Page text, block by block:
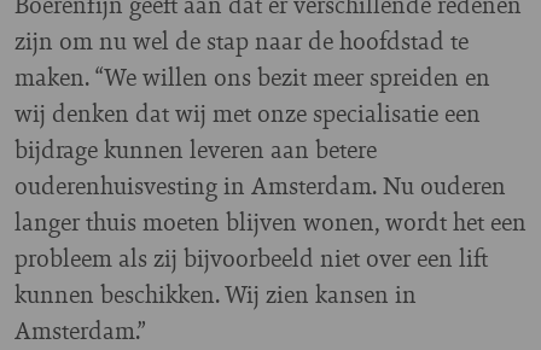
zijn om nu wel de stap naar de hoofdstad te
maken. “We willen ons bezit meer spreiden en
wij denken dat wij met onze specialisatie een
bijdrage kunnen leveren aan betere
ouderenhuisvesting in Amsterdam. Nu ouderen
langer thuis moeten blijven wonen, wordt het een
probleem als zij bijvoorbeeld niet over een lift
kunnen beschikken. Wij zien kansen in
Amsterdam.”